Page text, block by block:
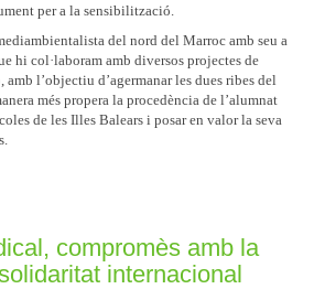
per a la sensibilització.
del nord del Marroc amb seu a
hi col·laboram amb diversos projectes de
l’objectiu d’agermanar les dues ribes del
més propera la procedència de l’alumnat
de les Illes Balears i posar en valor la seva
compromès amb la
internacional